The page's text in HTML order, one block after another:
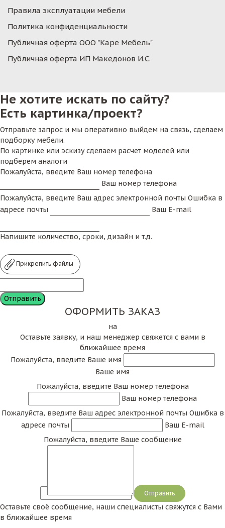
Правила эксплуатации мебели
Политика конфиденциальности
Публичная оферта ООО "Каре Мебель"
Публичная оферта ИП Македонов И.С.
Не хотите искать по сайту?
Есть картинка/проект?
Отправьте запрос и мы оперативно выйдем на связь, сделаем
подборку мебели.
По картинке или эскизу сделаем расчет моделей или
подберем аналоги
Пожалуйста, введите Ваш номер телефона
Ваш номер телефона
Пожалуйста, введите Ваш адрес электронной почты Ошибка в
адресе почты
Ваш E-mail
Напишите количество, сроки, дизайн и т.д.
Прикрепить файлы
ОФОРМИТЬ ЗАКАЗ
на
Оставьте заявку, и наш менеджер свяжется с вами в
ближайшее время
Пожалуйста, введите Ваше имя
Ваше имя
Пожалуйста, введите Ваш номер телефона
Ваш номер телефона
Пожалуйста, введите Ваш адрес электронной почты Ошибка в
адресе почты
Ваш E-mail
Пожалуйста, введите Ваше сообщение
Сообщение
Оставьте своё сообщение, наши специалисты свяжутся с Вами
в ближайшее время